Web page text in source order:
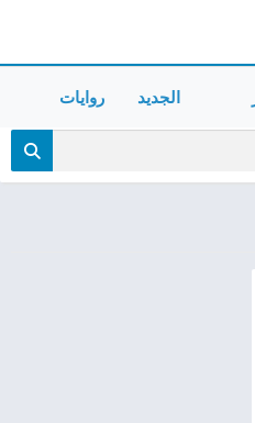
الجديد روايات